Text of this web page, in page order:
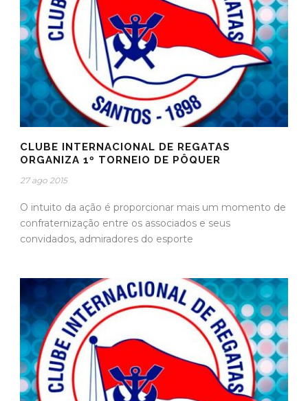
CLUBE INTERNACIONAL DE REGATAS
ORGANIZA 1º TORNEIO DE PÔQUER
27 ago 2015
O intuito da ação é proporcionar mais um momento de
confraternização entre os associados e seus
convidados, admiradores do esporte